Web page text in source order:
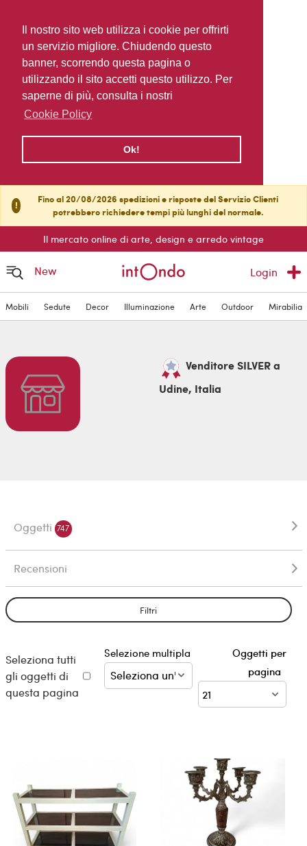
Il nostro sito web utilizza i cookie per offrirti
un servizio migliore. Chiudendo questo
banner, scorrendo questa pagina o
utilizzando il sito accetti questo utilizzo. Per
saperne di più, consulta i nostri
Cookie Policy
Ok!
!
Fino al 20/08/2026 spedizioni e risposte del Servizio Clienti
potrebbero richiedere tempi più lunghi del normale.
Il mercato online di arte, design e arredo vintage
New Login
Mobili Sedute Decor Illuminazione Arte Outdoor Mirabilia
Venditore SILVER a
Udine, Italia
Oggetti 747
Recensioni
Filtri
Seleziona tutti
gli oggetti di
questa pagina
Selezione multipla
Oggetti per
pagina